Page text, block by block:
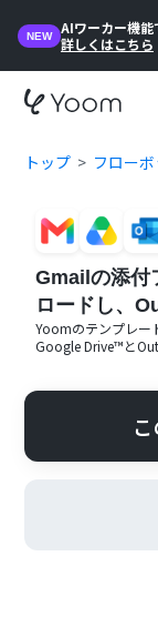
NEW
AIワーカー機能
詳しくはこちら
トップ フロー
Gmailの添付
ロードし、
Yoomのテンプレー
Google Drive™と